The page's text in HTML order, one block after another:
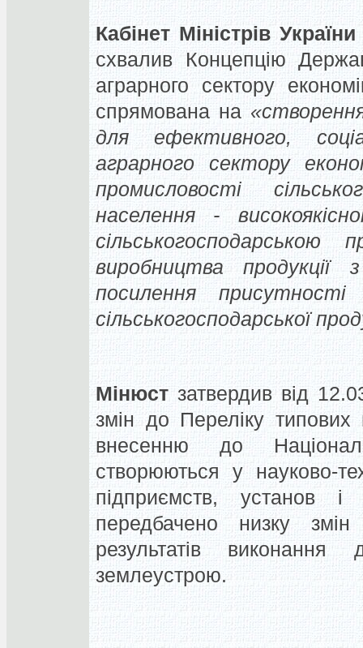
Кабінет Міністрів України
схвалив Концепцію
аграрного сектору
спрямована на
для ефективного,
аграрного сектору
промисловості
населення -
сільськогосподарською
виробництва
посилення
сільськогосподарської
Мінюст затвердив від
змін до Переліку типових
внесенню до
створюються у науково-
підприємств, установ і
передбачено низку
результатів виконання
землеустрою.